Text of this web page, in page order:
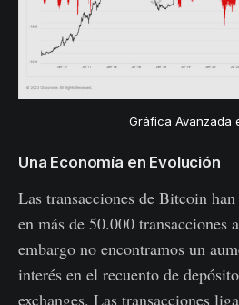
Gráfica Avanzada
Una Economía en Evolución
Las transacciones de Bitcoin
en más de 50.000 transacciones
embargo no encontramos un
interés en el recuento de
exchanges. Las transacciones